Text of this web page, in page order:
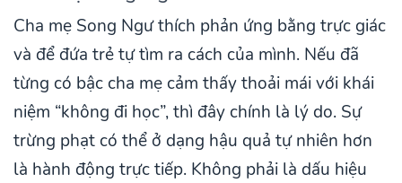
Cha mẹ Song Ngư thích phản ứng bằng trực giác
và để đứa trẻ tự tìm ra cách của mình. Nếu đã
từng có bậc cha mẹ cảm thấy thoải mái với khái
niệm “không đi học”, thì đây chính là lý do. Sự
trừng phạt có thể ở dạng hậu quả tự nhiên hơn
là hành động trực tiếp. Không phải là dấu hiệu